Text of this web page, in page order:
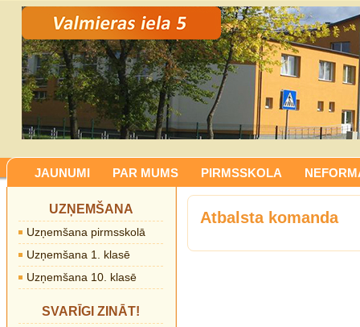
JAUNUMI PAR MUMS PIRMSSKOLA
UZŅEMŠANA
Uzņemšana pirmsskolā
Uzņemšana 1. klasē
Uzņemšana 10. klasē
SVARĪGI ZINĀT!
Atbalsta komanda